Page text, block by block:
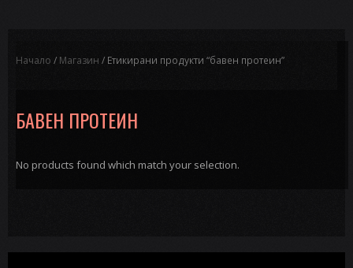
Начало / Магазин / Етикирани продукти “бавен протеин”
БАВЕН ПРОТЕИН
No products found which match your selection.